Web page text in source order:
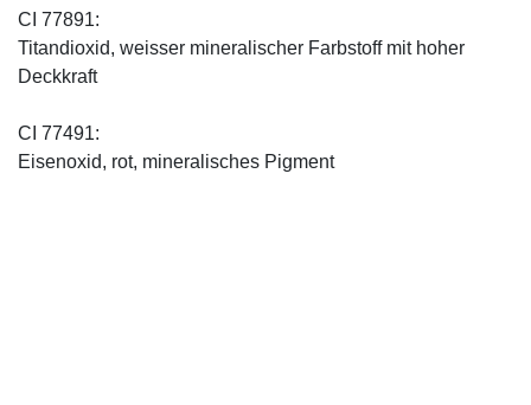
CI 77891:
Titandioxid, weisser mineralischer Farbstoff mit hoher
Deckkraft
CI 77491:
Eisenoxid, rot, mineralisches Pigment